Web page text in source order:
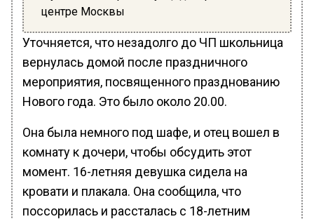
центре Москвы
Уточняется, что незадолго до ЧП школьница
вернулась домой после праздничного
мероприятия, посвященного празднованию
Нового года. Это было около 20.00.
Она была немного под шафе, и отец вошел в
комнату к дочери, чтобы обсудить этот
момент. 16-летняя девушка сидела на
кровати и плакала. Она сообщила, что
поссорилась и рассталась с 18-летним